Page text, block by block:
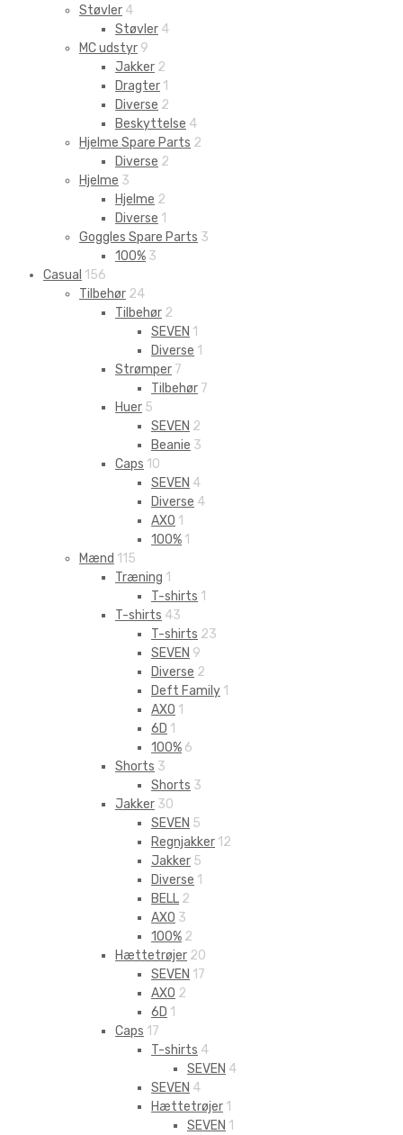
Støvler 4
Støvler 4
MC udstyr 9
Jakker 2
Dragter 1
Diverse 2
Beskyttelse 4
Hjelme Spare Parts 2
Diverse 2
Hjelme 3
Hjelme 2
Diverse 1
Goggles Spare Parts 3
100% 3
Casual 156
Tilbehør 24
Tilbehør 2
SEVEN 1
Diverse 1
Strømper 7
Tilbehør 7
Huer 5
SEVEN 2
Beanie 3
Caps 10
SEVEN 4
Diverse 4
AXO 1
100% 1
Mænd 115
Træning 1
T-shirts 1
T-shirts 43
T-shirts 23
SEVEN 9
Diverse 2
Deft Family 1
AXO 1
6D 1
100% 6
Shorts 3
Shorts 3
Jakker 30
SEVEN 5
Regnjakker 12
Jakker 5
Diverse 1
BELL 2
AXO 3
100% 2
Hættetrøjer 20
SEVEN 17
AXO 2
6D 1
Caps 17
T-shirts 4
SEVEN 4
SEVEN 4
Hættetrøjer 1
SEVEN 1